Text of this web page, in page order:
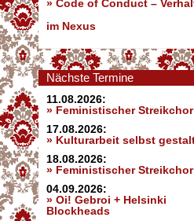
» Code of Conduct –
im Nexus
Nächste Termine
11.08.2026:
» Feministischer Streikchor
17.08.2026:
» Kulturarbeit selbst
18.08.2026:
» Feministischer Streikchor
04.09.2026:
» Oi! Gebroi + Helsinki
Blockheads